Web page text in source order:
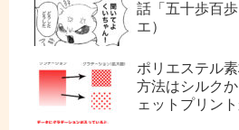
話「五十歩百
エ）
ポリエステル
方法はシルク
ェットプリント